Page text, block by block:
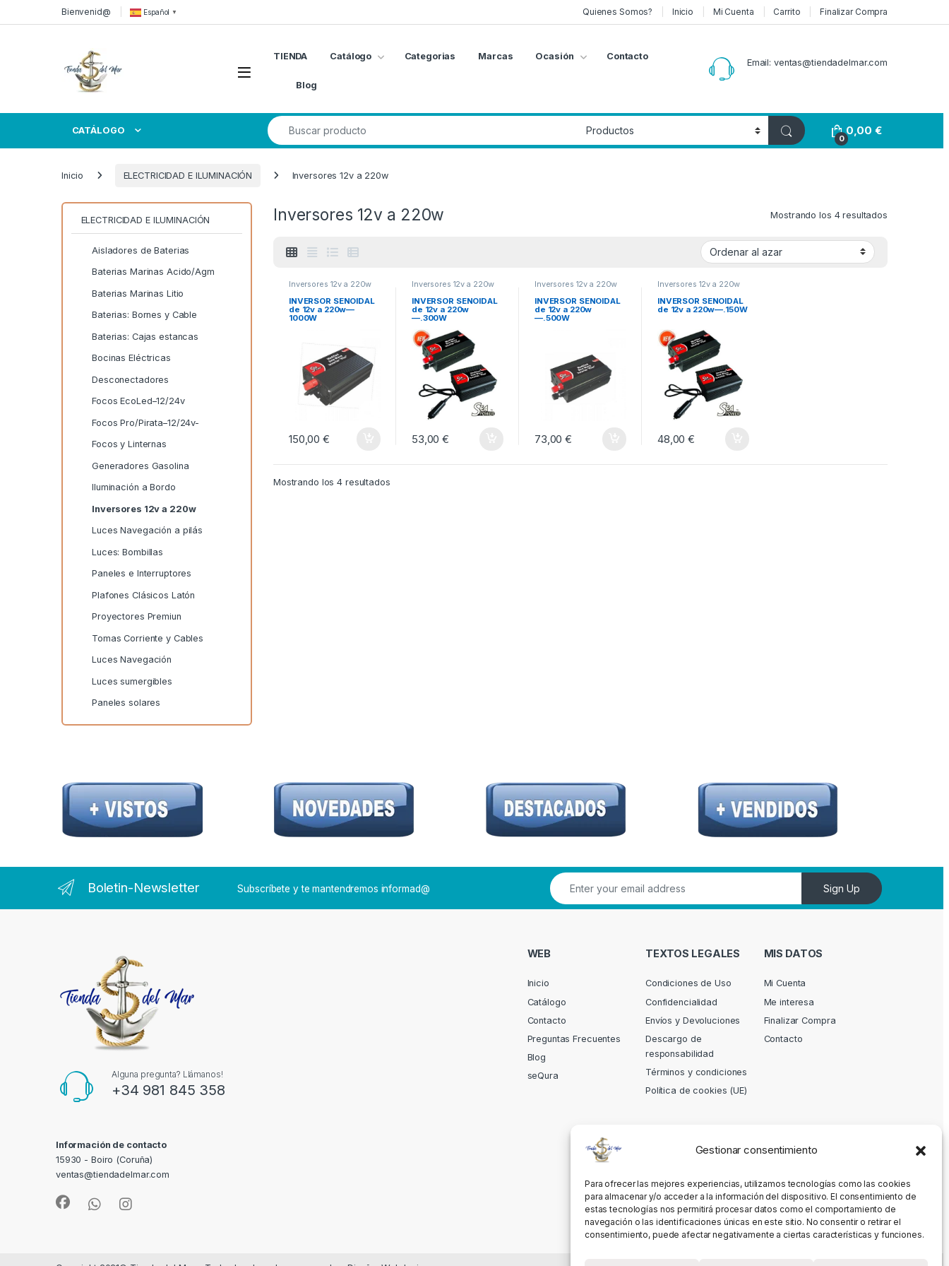
Gestionar consentimiento
Para ofrecer las mejores experiencias, utilizamos tecnologías como las cookies
para almacenar y/o acceder a la información del dispositivo. El consentimiento de
estas tecnologías nos permitirá procesar datos como el comportamiento de
navegación o las identificaciones únicas en este sitio. No consentir o retirar el
consentimiento, puede afectar negativamente a ciertas características y funciones.
Skip to navigation
Skip to contentBienvenid@ Español ▼ Quienes Somos? Inicio Mi Cuenta Carrito Finalizar Compra
Open
TIENDA Catálogo Categorias Marcas Ocasión Contacto
Blog
Email: ventas@tiendadelmar.com
CATÁLOGO
Search for:
0
0,00€
Inicio ELECTRICIDAD E ILUMINACIÓN Inversores 12v a 220w
Inversores 12v a 220w Mostrando los 4 resultados
Inversores 12v a 220w
INVERSOR SENOIDAL
de 12v a 220w—
1000W
150,00€
Inversores 12v a 220w
INVERSOR SENOIDAL
de 12v a 220w
—.300W
53,00€
Inversores 12v a 220w
INVERSOR SENOIDAL
de 12v a 220w
—.500W
73,00€
Inversores 12v a 220w
INVERSOR SENOIDAL
de 12v a 220w—.150W
48,00€
Mostrando los 4 resultados
ELECTRICIDAD E ILUMINACIÓN
Aisladores de Baterias
Baterias Marinas Acido/Agm
Baterias Marinas Litio
Baterias: Bornes y Cable
Baterias: Cajas estancas
Bocinas Eléctricas
Desconectadores
Focos EcoLed–12/24v
Focos Pro/Pirata–12/24v-
Focos y Linternas
Generadores Gasolina
Iluminación a Bordo
Inversores 12v a 220w
Luces Navegación a pilás
Luces: Bombillas
Paneles e Interruptores
Plafones Clásicos Latón
Proyectores Premiun
Tomas Corriente y Cables
Luces Navegación
Luces sumergibles
Paneles solares
Boletin-Newsletter Subscríbete y te mantendremos informad@ Sign Up
Alguna pregunta? Llámanos!
+34 981 845 358
Información de contacto
15930 - Boiro (Coruña)
ventas@tiendadelmar.com
WEB
Inicio
Catálogo
Contacto
Preguntas Frecuentes
Blog
seQura
TEXTOS LEGALES
Condiciones de Uso
Confidencialidad
Envíos y Devoluciones
Descargo de
responsabilidad
Términos y condiciones
Política de cookies (UE)
MIS DATOS
Mi Cuenta
Me interesa
Finalizar Compra
Contacto